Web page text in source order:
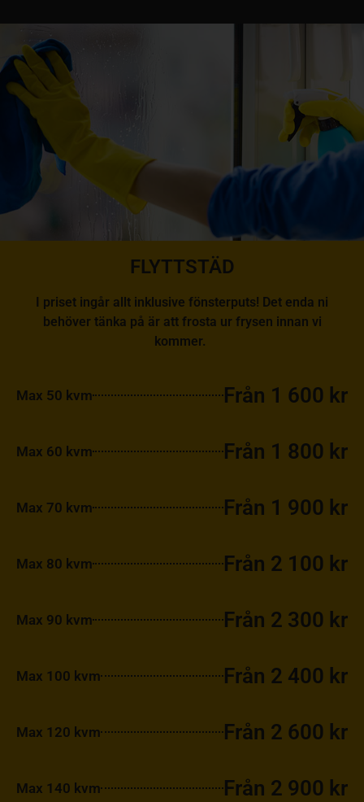
FLYTTSTÄD
I priset ingår allt inklusive fönsterputs! Det enda ni
behöver tänka på är att frosta ur frysen innan vi
kommer.
Max 50 kvm Från 1 600 kr
Max 60 kvm Från 1 800 kr
Max 70 kvm Från 1 900 kr
Max 80 kvm Från 2 100 kr
Max 90 kvm Från 2 300 kr
Max 100 kvm Från 2 400 kr
Max 120 kvm Från 2 600 kr
Max 140 kvm Från 2 900 kr